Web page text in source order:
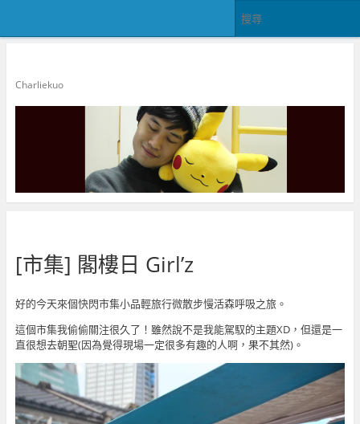
Charliekuo
[市集] 閣樓日 Girl’z
好的今天來個快閃市集小品輕旅行微散步慢活森呼吸之旅。
這個市集我偷偷關注很久了！雖然說不是我能駕馭的主題XD，但還是一
直很想去朝聖(因為覺得現場一定很多有趣的人啊，果不其然)。